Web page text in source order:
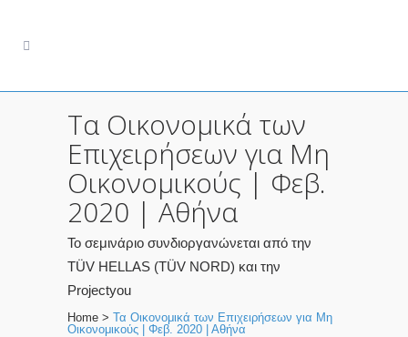
Τα Οικονομικά των
Επιχειρήσεων για Μη
Οικονομικούς | Φεβ.
2020 | Αθήνα
Το σεμινάριο συνδιοργανώνεται από την
TÜV HELLAS (TÜV NORD) και την
Projectyou
Home > Τα Οικονομικά των Επιχειρήσεων για Μη
Οικονομικούς | Φεβ. 2020 | Αθήνα